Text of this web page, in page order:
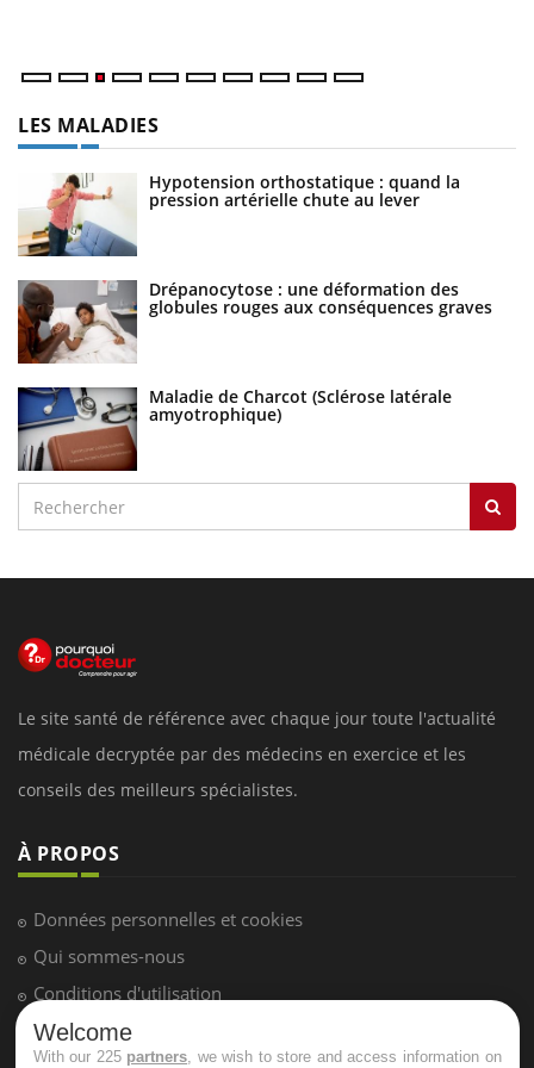
LES MALADIES
Hypotension orthostatique : quand la
pression artérielle chute au lever
Drépanocytose : une déformation des
globules rouges aux conséquences graves
Maladie de Charcot (Sclérose latérale
amyotrophique)
Le site santé de référence avec chaque jour toute l'actualité
médicale decryptée par des médecins en exercice et les
conseils des meilleurs spécialistes.
À PROPOS
Données personnelles et cookies
Qui sommes-nous
Conditions d'utilisation
Plan du site
Welcome
With our 225 partners , we wish to store and access information on